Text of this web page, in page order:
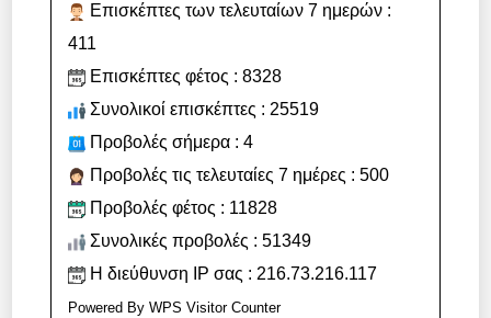
Επισκέπτες των τελευταίων 7 ημερών :
411
Επισκέπτες φέτος : 8328
Συνολικοί επισκέπτες : 25519
Προβολές σήμερα : 4
Προβολές τις τελευταίες 7 ημέρες : 500
Προβολές φέτος : 11828
Συνολικές προβολές : 51349
Η διεύθυνση IP σας : 216.73.216.117
Powered ByWPS Visitor Counter